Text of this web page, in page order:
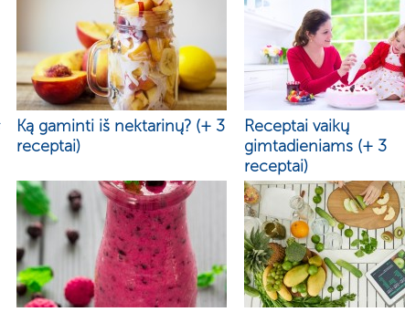
Ką gaminti iš nektarinų? (+ 3
receptai)
Receptai vaikų
gimtadieniams (+ 3
receptai)